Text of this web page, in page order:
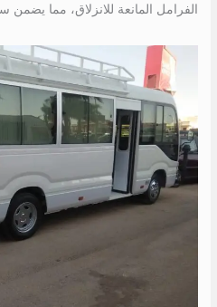
الفرامل المانعة للانزلاق، مما يضمن